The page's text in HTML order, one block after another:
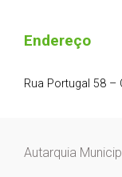
Endereço
Rua Portugal 58 –
Autarquia